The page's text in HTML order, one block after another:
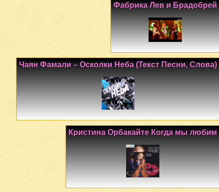
Фабрика Лев и Брадобрей
Чаян Фамали – Осколки Неба (Текст Песни, Слова)
Кристина Орбакайте Когда мы любим